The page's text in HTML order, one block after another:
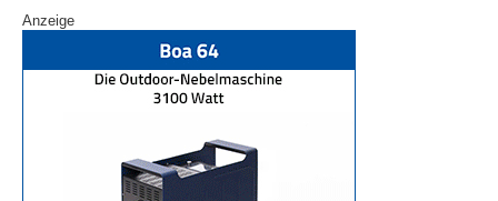
Anzeige